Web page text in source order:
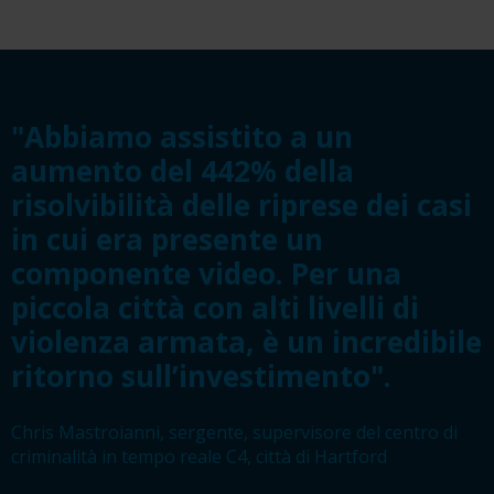
"Abbiamo assistito a un
aumento del 442% della
risolvibilità delle riprese dei casi
in cui era presente un
componente video. Per una
piccola città con alti livelli di
violenza armata, è un incredibile
ritorno sull’investimento".
Chris Mastroianni, sergente, supervisore del centro di
criminalità in tempo reale C4, città di Hartford